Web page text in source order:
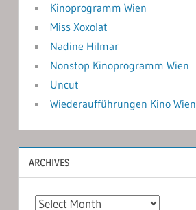
Kinoprogramm Wien
Miss Xoxolat
Nadine Hilmar
Nonstop Kinoprogramm Wien
Uncut
Wiederaufführungen Kino Wien
ARCHIVES
Archives